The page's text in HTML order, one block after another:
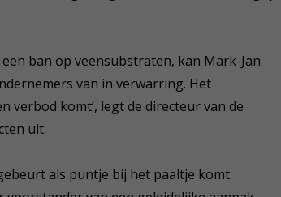
ban op veensubstraten, kan Mark-Jan
van in verwarring. Het
verbod komt’, legt de directeur van de
uit.
als puntje bij het paaltje komt.